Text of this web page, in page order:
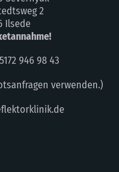
2
Ilsede
946 98 43
verwenden.)